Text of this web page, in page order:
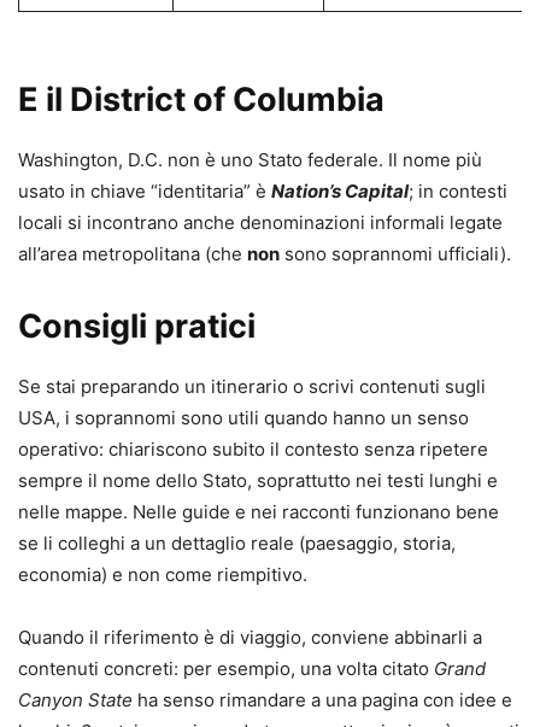
E il District of Columbia
Washington, D.C. non è uno Stato federale. Il nome più
usato in chiave “identitaria” è Nation’s Capital; in contesti
locali si incontrano anche denominazioni informali legate
all’area metropolitana (che non sono soprannomi ufficiali).
Consigli pratici
Se stai preparando un itinerario o scrivi contenuti sugli
USA, i soprannomi sono utili quando hanno un senso
operativo: chiariscono subito il contesto senza ripetere
sempre il nome dello Stato, soprattutto nei testi lunghi e
nelle mappe. Nelle guide e nei racconti funzionano bene
se li colleghi a un dettaglio reale (paesaggio, storia,
economia) e non come riempitivo.
Quando il riferimento è di viaggio, conviene abbinarli a
contenuti concreti: per esempio, una volta citato Grand
Canyon State ha senso rimandare a una pagina con idee e